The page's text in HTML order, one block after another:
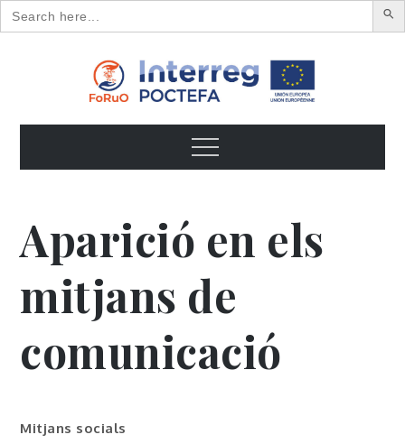
Search
for:
FoRuO
frutos
Menu
Aparició en els
mitjans de
comunicació
Mitjans socials